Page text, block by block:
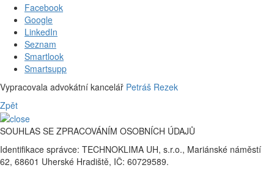
Facebook
Google
LinkedIn
Seznam
Smartlook
Smartsupp
Vypracovala advokátní kancelář Petráš Rezek
Zpět
SOUHLAS SE ZPRACOVÁNÍM OSOBNÍCH ÚDAJŮ
Identifikace správce: TECHNOKLIMA UH, s.r.o., Mariánské náměstí
62, 68601 Uherské Hradiště, IČ: 60729589.